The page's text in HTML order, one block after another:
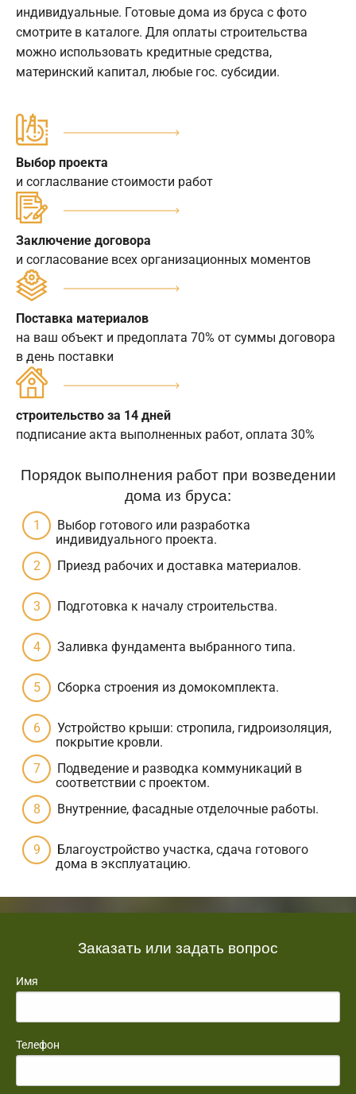
индивидуальные. Готовые дома из бруса с фото
смотрите в каталоге. Для оплаты строительства
можно использовать кредитные средства,
материнский капитал, любые гос. субсидии.
Выбор проекта
и согласлвание стоимости работ
Заключение договора
и согласование всех организационных моментов
Поставка материалов
на ваш объект и предоплата 70% от суммы договора
в день поставки
строительство за 14 дней
подписание акта выполненных работ, оплата 30%
Порядок выполнения работ при возведении
дома из бруса:
Выбор готового или разработка
индивидуального проекта.
Приезд рабочих и доставка материалов.
Подготовка к началу строительства.
Заливка фундамента выбранного типа.
Сборка строения из домокомплекта.
Устройство крыши: стропила, гидроизоляция,
покрытие кровли.
Подведение и разводка коммуникаций в
соответствии с проектом.
Внутренние, фасадные отделочные работы.
Благоустройство участка, сдача готового
дома в эксплуатацию.
Заказать или задать вопрос
Имя
Телефон